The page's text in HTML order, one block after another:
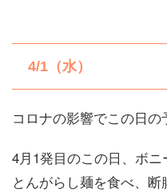
4/1（水）
コロナの影響でこの日の
4月1発目のこの日、ボニ
とんがらし麺を食べ、